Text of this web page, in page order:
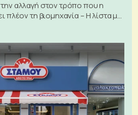
αλλαγή στον τρόπο που η
πλέον τη βιομηχανία – Η λίστα με